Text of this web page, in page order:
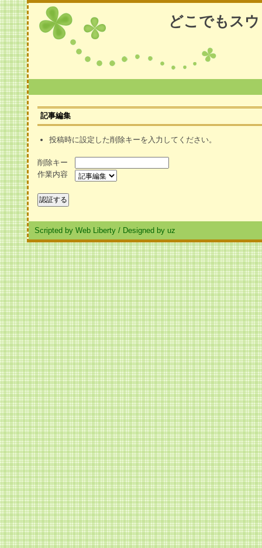
どこでもス
記事編集
投稿時に設定した削除キーを入力してください。
削除キー
作業内容
Scripted by Web Liberty / Designed by uz